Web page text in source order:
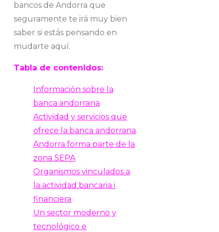
bancos de Andorra que
seguramente te irá muy bien
saber si estás pensando en
mudarte aquí.
Tabla de contenidos:
Información sobre la
banca andorrana
Actividad y servicios que
ofrece la banca andorrana
Andorra forma parte de la
zona SEPA
Organismos vinculados a
la actividad bancaria i
financiera
Un sector moderno y
tecnológico e